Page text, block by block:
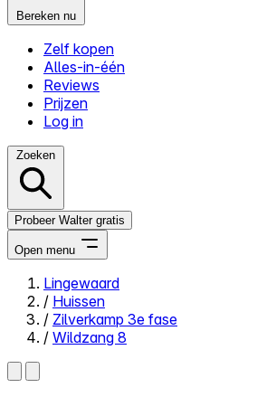
Bereken nu
Zelf kopen
Alles-in-één
Reviews
Prijzen
Log in
Zoeken
Probeer Walter gratis
Open menu
Close menu
Lingewaard
/ Huissen
/ Zilverkamp 3e fase
/ Wildzang 8